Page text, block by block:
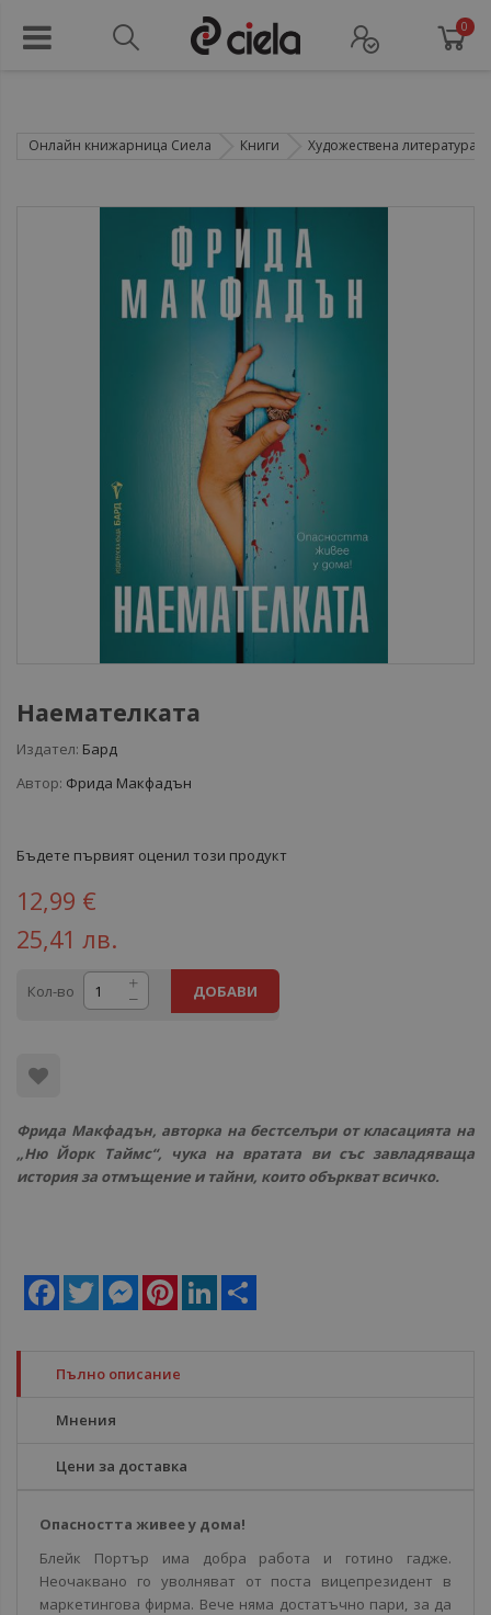
0
Онлайн книжарница Сиела Книги Художествена литература
Наемателката
Издател: Бард
Автор: Фрида Макфадън
Бъдете първият оценил този продукт
12,99 €
25,41 лв.
Кол-во ДОБАВИ
Фрида Макфадън, авторка на бестселъри от класацията на
„Ню Йорк Таймс“, чука на вратата ви със завладяваща
история за отмъщение и тайни, които объркват всичко.
Facebook
Twitter MessengerPinterestLinkedIn
Пълно описание
Мнения
Цени за доставка
Опасността живее у дома!
Блейк Портър има добра работа и готино гадже.
Неочаквано го уволняват от поста вицепрезидент в
маркетингова фирма. Вече няма достатъчно пари, за да